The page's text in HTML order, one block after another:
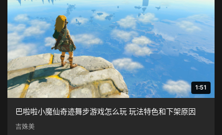
1:51
巴啦啦小魔仙奇迹舞步游戏怎么玩 玩法特色和下架原因
吉姝美